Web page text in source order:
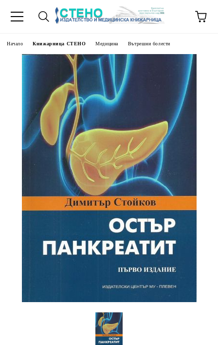
Начало Книжарница СТЕНО Медицина Вътрешни болести